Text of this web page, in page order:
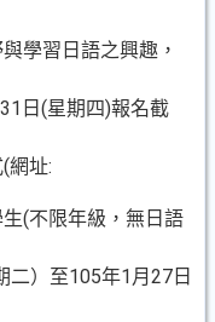
學習日語之興趣，
日(星期四)報名截
網址:
(不限年級，無日語
二）至105年1月27日